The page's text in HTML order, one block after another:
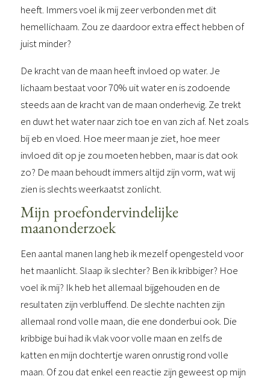
heeft. Immers voel ik mij zeer verbonden met dit
hemellichaam. Zou ze daardoor extra effect hebben of
juist minder?
De kracht van de maan heeft invloed op water. Je
lichaam bestaat voor 70% uit water en is zodoende
steeds aan de kracht van de maan onderhevig. Ze trekt
en duwt het water naar zich toe en van zich af. Net zoals
bij eb en vloed. Hoe meer maan je ziet, hoe meer
invloed dit op je zou moeten hebben, maar is dat ook
zo? De maan behoudt immers altijd zijn vorm, wat wij
zien is slechts weerkaatst zonlicht.
Mijn proefondervindelijke
maanonderzoek
Een aantal manen lang heb ik mezelf opengesteld voor
het maanlicht. Slaap ik slechter? Ben ik kribbiger? Hoe
voel ik mij? Ik heb het allemaal bijgehouden en de
resultaten zijn verbluffend. De slechte nachten zijn
allemaal rond volle maan, die ene donderbui ook. Die
kribbige bui had ik vlak voor volle maan en zelfs de
katten en mijn dochtertje waren onrustig rond volle
maan. Of zou dat enkel een reactie zijn geweest op mijn